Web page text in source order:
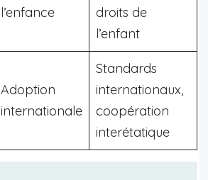
l’enfance
droits de
l’enfant
Adoption
internationale
Standards
internationaux,
coopération
interétatique